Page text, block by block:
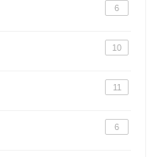
6
10
11
6